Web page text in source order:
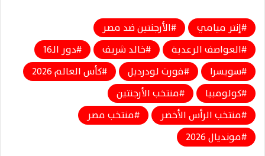
إنتر ميامي
الأرجنتين ضد مصر
العواصف الرعدية
خالد شريف
دور الـ16
سويسرا
فورت لودرديل
كأس العالم 2026
كولومبيا
منتخب الأرجنتين
منتخب الرأس الأخضر
منتخب مصر
مونديال 2026